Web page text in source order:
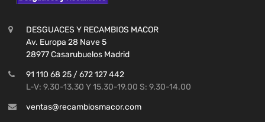
DESGUACES Y RECAMBIOS MACOR
Av. Europa 28 Nave 5
28977 Casarubuelos Madrid
91 110 68 25 / 672 127 442
L-V: 9.30-13.30 Y 15.30-19.00 S: 9.30-14.00
ventas@recambiosmacor.com